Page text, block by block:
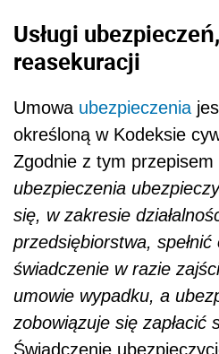
Usługi
reasekuracji
Umowa ubezpieczenia
określoną w Kodeksie
Zgodnie z tym przepisem
ubezpieczenia
się, w zakresie
przedsiębiorstwa, spełnić
świadczenie w razie
umowie wypadku, a
zobowiązuje się zapłacić
Świadczenie